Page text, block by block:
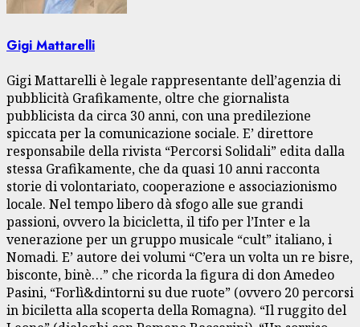
Gigi Mattarelli
Gigi Mattarelli è legale rappresentante dell’agenzia di
pubblicità Grafikamente, oltre che giornalista
pubblicista da circa 30 anni, con una predilezione
spiccata per la comunicazione sociale. E’ direttore
responsabile della rivista “Percorsi Solidali” edita dalla
stessa Grafikamente, che da quasi 10 anni racconta
storie di volontariato, cooperazione e associazionismo
locale. Nel tempo libero dà sfogo alle sue grandi
passioni, ovvero la bicicletta, il tifo per l’Inter e la
venerazione per un gruppo musicale “cult” italiano, i
Nomadi. E’ autore dei volumi “C’era un volta un re bisre,
bisconte, binè…” che ricorda la figura di don Amedeo
Pasini, “Forlì&dintorni su due ruote” (ovvero 20 percorsi
in biciletta alla scoperta della Romagna). “Il ruggito del